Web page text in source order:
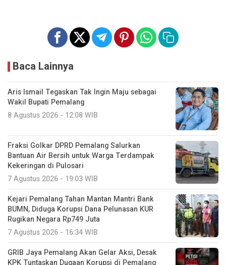
Baca Lainnya
Aris Ismail Tegaskan Tak Ingin Maju sebagai
Wakil Bupati Pemalang
8 Agustus 2026 - 12:08 WIB
Fraksi Golkar DPRD Pemalang Salurkan
Bantuan Air Bersih untuk Warga Terdampak
Kekeringan di Pulosari
7 Agustus 2026 - 19:03 WIB
Kejari Pemalang Tahan Mantan Mantri Bank
BUMN, Diduga Korupsi Dana Pelunasan KUR
Rugikan Negara Rp749 Juta
7 Agustus 2026 - 16:34 WIB
GRIB Jaya Pemalang Akan Gelar Aksi, Desak
KPK Tuntaskan Dugaan Korupsi di Pemalang